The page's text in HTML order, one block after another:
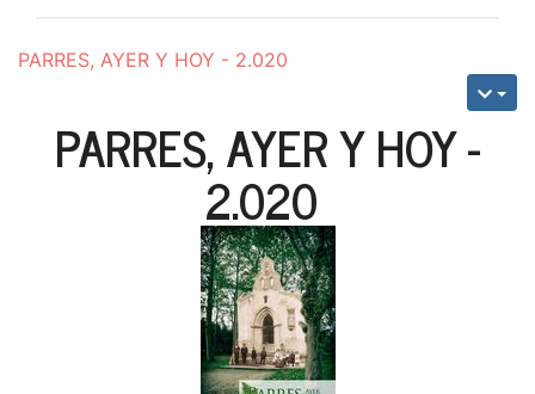
PARRES, AYER Y HOY - 2.020
PARRES, AYER Y HOY -
2.020